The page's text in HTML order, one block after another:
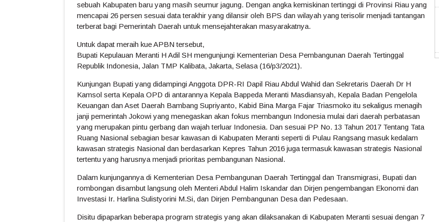
sebuah Kabupaten baru yang masih seumur jagung. Dengan angka kemiskinan tertinggi di Provinsi Riau yang
mencapai 26 persen sesuai data terakhir yang dilansir oleh BPS dan wilayah yang terisolir menjadi tantangan
terberat bagi Pemerintah Daerah untuk mensejahterakan masyarakatnya.
Untuk dapat meraih kue APBN tersebut,
Bupati Kepulauan Meranti H Adil SH mengunjungi Kementerian Desa Pembangunan Daerah Tertinggal
Republik Indonesia, Jalan TMP Kalibata, Jakarta, Selasa (16/p3/2021).
Kunjungan Bupati yang didampingi Anggota DPR-RI Dapil Riau Abdul Wahid dan Sekretaris Daerah Dr H
Kamsol serta Kepala OPD di antarannya Kepala Bappeda Meranti Masdiansyah, Kepala Badan Pengelola
Keuangan dan Aset Daerah Bambang Supriyanto, Kabid Bina Marga Fajar Triasmoko itu sekaligus menagih
janji pemerintah Jokowi yang menegaskan akan fokus membangun Indonesia mulai dari daerah perbatasan
yang merupakan pintu gerbang dan wajah terluar Indonesia. Dan sesuai PP No. 13 Tahun 2017 Tentang Tata
Ruang Nasional sebagian besar kawasan di Kabupaten Meranti seperti di Pulau Rangsang masuk kedalam
kawasan strategis Nasional dan berdasarkan Kepres Tahun 2016 juga termasuk kawasan strategis Nasional
tertentu yang harusnya menjadi prioritas pembangunan Nasional.
Dalam kunjungannya di Kementerian Desa Pembangunan Daerah Tertinggal dan Transmigrasi, Bupati dan
rombongan disambut langsung oleh Menteri Abdul Halim Iskandar dan Dirjen pengembangan Ekonomi dan
Investasi Ir. Harlina Sulistyorini M.Si, dan Dirjen Pembangunan Desa dan Pedesaan.
Disitu dipaparkan beberapa program strategis yang akan dilaksanakan di Kabupaten Meranti sesuai dengan 7